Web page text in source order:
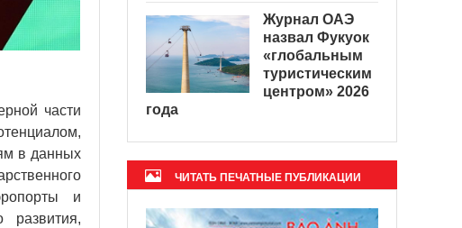
части
в данных
и
развития,
Журнал ОАЭ
назвал Фукуок
«глобальным
туристическим
центром» 2026
года
ЧИТАТЬ ПЕЧАТНЫЕ ПУБЛИКАЦИИ